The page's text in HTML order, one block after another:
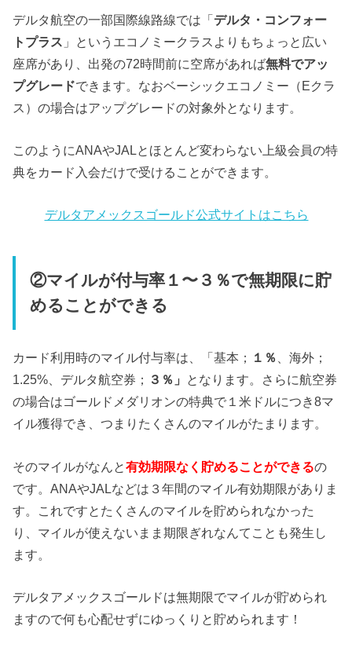
デルタ航空の一部国際線路線では「デルタ・コンフォー
トプラス 」というエコノミークラスよりもちょっと広い
座席があり、出発の72時間前に空席があれば無料でアッ
プグレードできます。なおベーシックエコノミー（Eクラ
ス）の場合はアップグレードの対象外となります。
このようにANAやJALとほとんど変わらない上級会員の特
典をカード入会だけで受けることができます。
デルタアメックスゴールド公式サイトはこちら
②マイルが付与率１〜３％で無期限に貯
めることができる
カード利用時のマイル付与率は、「基本； １％
、海外；
1.25%、デルタ航空券；
３％」 となります。さらに航空券
の場合はゴールドメダリオンの特典で１米ドルにつき8マ
イル獲得でき、つまりたくさんのマイルがたまります。
そのマイルがなんと有効期限なく貯めることができるの
です。ANAやJALなどは３年間のマイル有効期限がありま
す。これですとたくさんのマイルを貯められなかった
り、マイルが使えないまま期限ぎれなんてことも発生し
ます。
デルタアメックスゴールドは無期限でマイルが貯められ
ますので何も心配せずにゆっくりと貯められます！